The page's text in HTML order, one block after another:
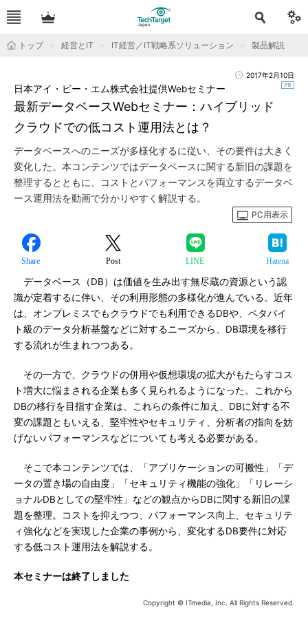
トップ 経営とIT IT経営／IT戦略系ソリューション 製品解説
2017年2月10日
最新データベースWebセミナー：ハイブリッド
クラウドでの低コスト運用法とは？
日本アイ・ビー・エム株式会社提供Webセミナー
データベースへのニーズが多様化するに従い、その要件は大きく
変化した。本コンテンツではデータベースに関する新旧の課題を
整理するとともに、コストとパフォーマンスを両立するデータベ
ース運用法を動画で分かりやすく解説する。
PC用表示
Share Post LINE Hatena
データベース（DB）は価値を生み出す無尽蔵の資源という認
識が定着するに伴い、その利用形態の多様化が進んでいる。近年
は、オンプレミスでもクラウドでも利用できるDBや、ペタバイ
ト級のデータ分析基盤などに対するニーズから、DB環境を移行
する流れが生まれつつある。
その一方で、クラウドの併用や仮想環境の拡大がもたらすコス
ト増大に悩まされる企業も多く見られるようになった。これから
DBの移行を目指す企業は、これらの条件に加え、DBに対する不
変の課題ともいえる、堅牢性やセキュリティ、分析者の指向を妨
げないパフォーマンスなどについても考える必要がある。
そこで本コンテンツでは、「アプリケーションの可搬性」「デ
ータの置き場の自由度」「セキュリティ機能の強化」「リレーシ
ョナルDBとしての堅牢性」などの観点からDBに関する新旧の課
題を整理。コストを抑えつつ、パフォーマンス向上、セキュリテ
ィ強化などを実現した企業の事例から、変化するDB要件に対応
する低コスト運用法を解説する。
本セミナーは終了しました
Copyright © ITmedia, Inc. All Rights Reserved.